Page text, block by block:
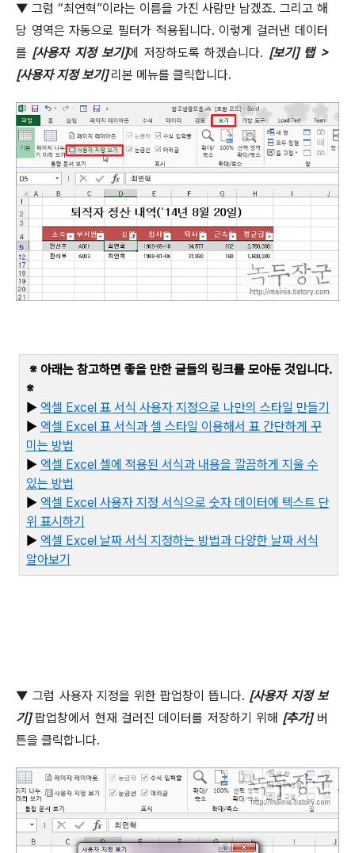
▼ 그럼“최연혁”이라는 이름을 가진 사람만 남겠죠. 그리고 해
당 영역은 자동으로 필터가 적용됩니다. 이렇게 걸러낸 데이터
를 [사용자 지정 보기]에 저장하도록 하겠습니다. [보기] 탭 >
[사용자 지정 보기] 리본 메뉴를 클릭합니다.
※ 아래는 참고하면 좋을 만한 글들의 링크를 모아둔 것입니다.
※
▶ 엑셀 Excel 표 서식 사용자 지정으로 나만의 스타일 만들기
▶ 엑셀 Excel 표 서식과 셀 스타일 이용해서 표 간단하게 꾸
미는 방법
▶ 엑셀 Excel 셀에 적용된 서식과 내용을 깔끔하게 지울 수
있는 방법
▶ 엑셀 Excel 사용자 지정 서식으로 숫자 데이터에 텍스트 단
위 표시하기
▶ 엑셀 Excel 날짜 서식 지정하는 방법과 다양한 날짜 서식
알아보기
▼ 그럼 사용자 지정을 위한 팝업창이 뜹니다. [사용자 지정 보
기] 팝업창에서 현재 걸러진 데이터를 저장하기 위해 [추가] 버
튼을 클릭합니다.